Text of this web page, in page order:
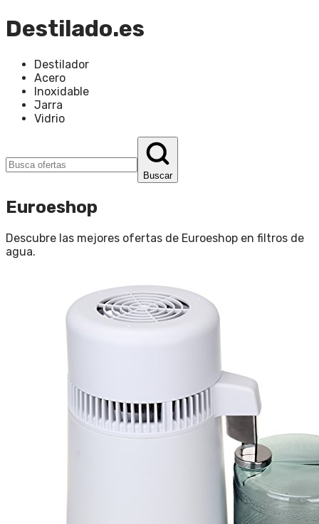
Destilado.es
Destilador
Acero
Inoxidable
Jarra
Vidrio
Buscar
Euroeshop
Descubre las mejores ofertas de Euroeshop en filtros de
agua.